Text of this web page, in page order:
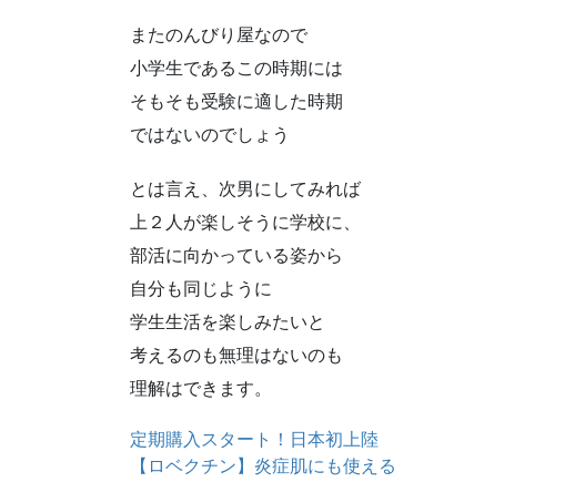
またのんびり屋なので
小学生であるこの時期には
そもそも受験に適した時期
ではないのでしょう
とは言え、次男にしてみれば
上２人が楽しそうに学校に、
部活に向かっている姿から
自分も同じように
学生生活を楽しみたいと
考えるのも無理はないのも
理解はできます。
定期購入スタート！日本初上陸
【ロベクチン】炎症肌にも使える